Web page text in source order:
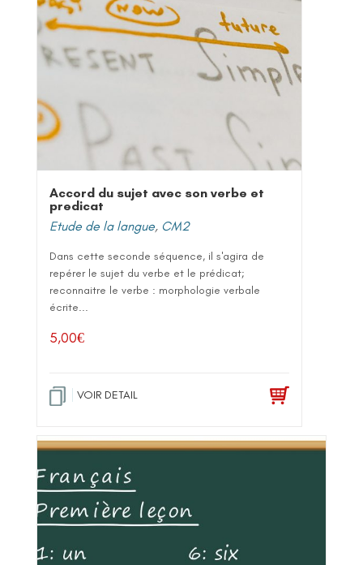
Accord du sujet avec son verbe et
predicat
Etude de la langue, CM2
Dans cette seconde séquence, il s'agira de
repérer le sujet du verbe et le prédicat;
reconnaitre le verbe : morphologie verbale
écrite...
5,00€
VOIR DETAIL